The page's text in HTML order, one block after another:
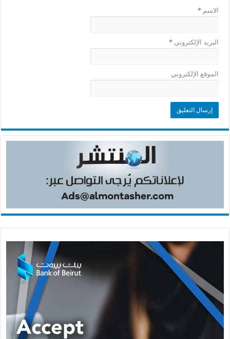
الاسم*
البريد الإلكتروني*
الموقع الإلكتروني